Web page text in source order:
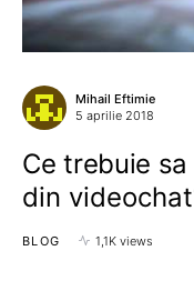
Mihail Eftimie
5 aprilie 2018
Ce trebuie
din
BLOG 1,1K views